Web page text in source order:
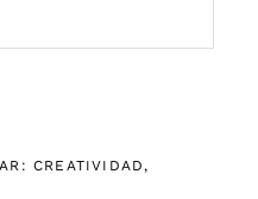
CREATIVIDAD,